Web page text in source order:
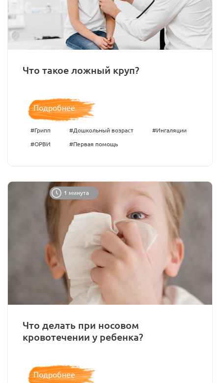
Что такое ложный круп?
Подробнее
#Грипп #Дошкольный возраст #Ингаляции
#ОРВИ #Первая помощь
1 минута
Что делать при носовом
кровотечении у ребенка?
Подробнее